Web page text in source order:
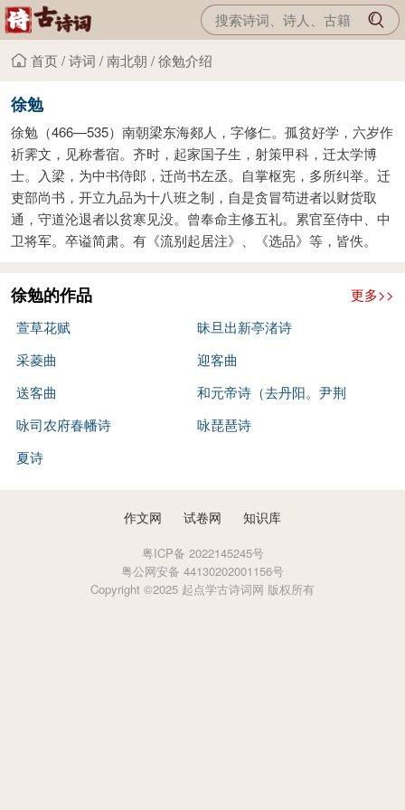
首页/诗词 /南北朝 /徐勉介绍
徐勉
徐勉（466—535）南朝梁东海郯人，字修仁。孤贫好学，六岁作
祈霁文，见称耆宿。齐时，起家国子生，射策甲科，迁太学博
士。入梁，为中书侍郎，迁尚书左丞。自掌枢宪，多所纠举。迁
吏部尚书，开立九品为十八班之制，自是贪冒茍进者以财货取
通，守道沦退者以贫寒见没。曾奉命主修五礼。累官至侍中、中
卫将军。卒谥简肃。有《流别起居注》、《选品》等，皆佚。
徐勉的作品
更多>>
萱草花赋
昧旦出新亭渚诗
采菱曲
迎客曲
送客曲
和元帝诗（去丹阳。尹荆
州。）
咏司农府春幡诗
咏琵琶诗
夏诗
作文网 试卷网 知识库
粤ICP备 2022145245号
粤公网安备 44130202001156号
Copyright ©2025 起点学古诗词网 版权所有